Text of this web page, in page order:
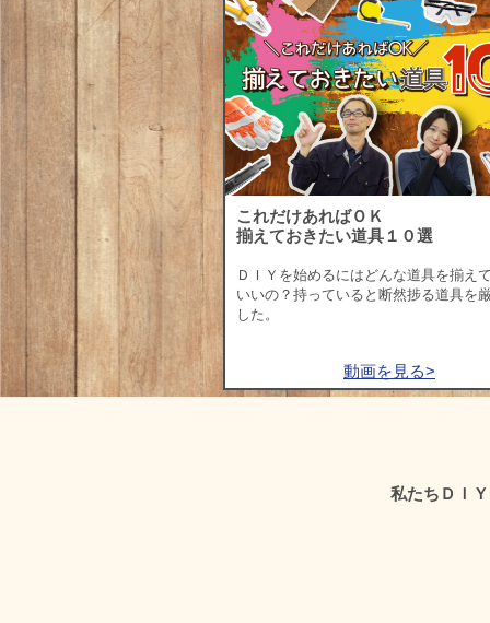
これだけあればＯＫ
揃えておきたい道具１０選
ＤＩＹを始めるにはどんな道具を揃え
いいの？持っていると断然捗る道具を
した。
動画を見る>
私たちＤＩ